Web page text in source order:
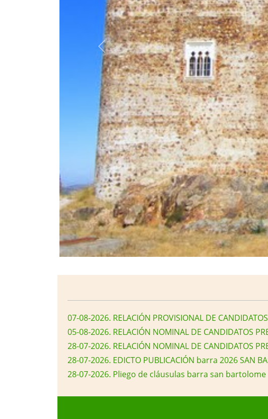
07-08-2026. RELACIÓN PROVISIONAL DE
05-08-2026. RELACIÓN NOMINAL DE CANDIDATOS
28-07-2026. RELACIÓN NOMINAL DE CANDIDATOS
28-07-2026. EDICTO PUBLICACIÓN barra 2026 SAN
28-07-2026. Pliego de cláusulas barra san bartolome